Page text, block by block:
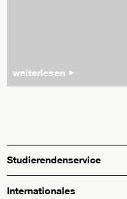
weiterlesen
Studierendenservice
Internationales